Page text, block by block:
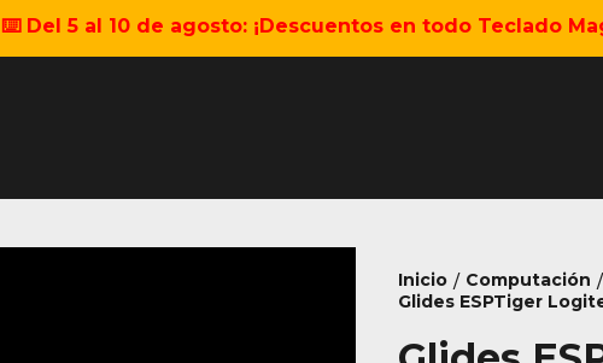
⌨️ Del 5 al 10 de agosto: ¡Descuentos en todo Teclado
Inicio / Computación /
Glides ESPTiger